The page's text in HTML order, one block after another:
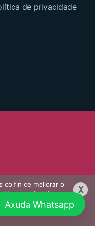
de privacidade
co fin de mellorar o
consultando nosa
Axuda Whatsapp